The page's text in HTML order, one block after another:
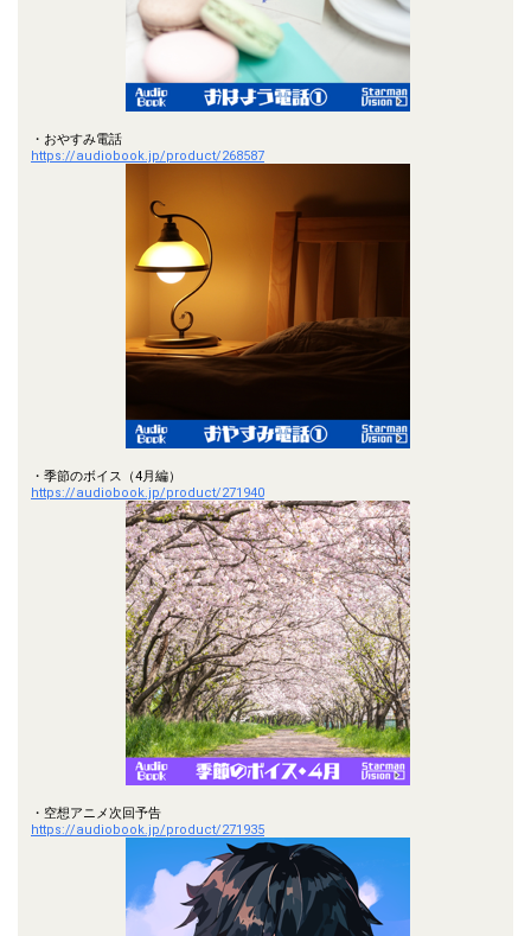
・おやすみ電話
https://audiobook.jp/product/268587
・季節のボイス（4月編）
https://audiobook.jp/product/271940
・空想アニメ次回予告
https://audiobook.jp/product/271935